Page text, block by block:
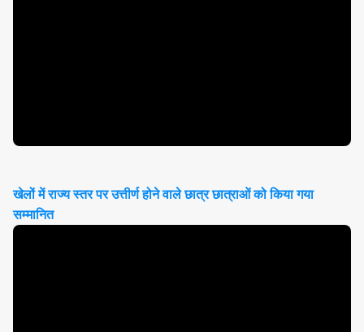
खेलों में राज्य स्तर पर उत्तीर्ण होने वाले छात्र छात्राओं को किया गया
सम्मानित